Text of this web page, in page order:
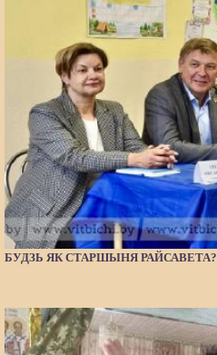
БУДЗЬ ЯК СТАРШЫНЯ РАЙСАВЕТА?